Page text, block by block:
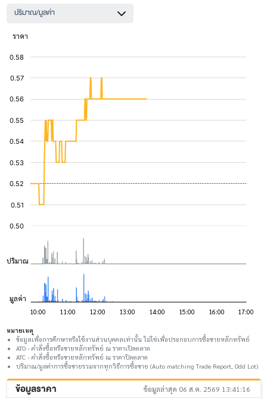
ปริมาณ/มูลค่า
หมายเหตุ
ข้อมูลเพื่อการศึกษาหรือใช้งานส่วนบุคคลเท่านั้น ไม่ใช่เพื่อประกอบการซื้อขายหลักทรัพย์
ATO - คำสั่งซื้อหรือขายหลักทรัพย์ ณ ราคาเปิดตลาด
ATC - คำสั่งซื้อหรือขายหลักทรัพย์ ณ ราคาปิดตลาด
ปริมาณ/มูลค่าการซื้อขายรวมจากทุกวิธีการซื้อขาย (Auto matching Trade Report, Odd Lot)
ข้อมูลราคา
ข้อมูลล่าสุด 06 ส.ค. 2569 13:41:16